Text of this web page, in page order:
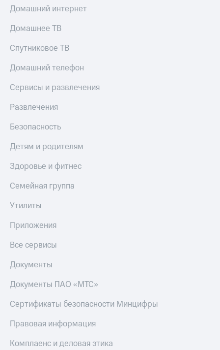
Домашний интернет
Домашнее ТВ
Спутниковое ТВ
Домашний телефон
Сервисы и развлечения
Развлечения
Безопасность
Детям и родителям
Здоровье и фитнес
Семейная группа
Утилиты
Приложения
Все сервисы
Документы
Документы ПАО «МТС»
Сертификаты безопасности Минцифры
Правовая информация
Комплаенс и деловая этика